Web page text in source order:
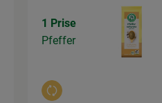
1 Prise
Pfeffer
Auswahl ändern